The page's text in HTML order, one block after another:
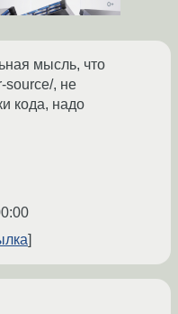
мысль, что
source/, не
кода, надо